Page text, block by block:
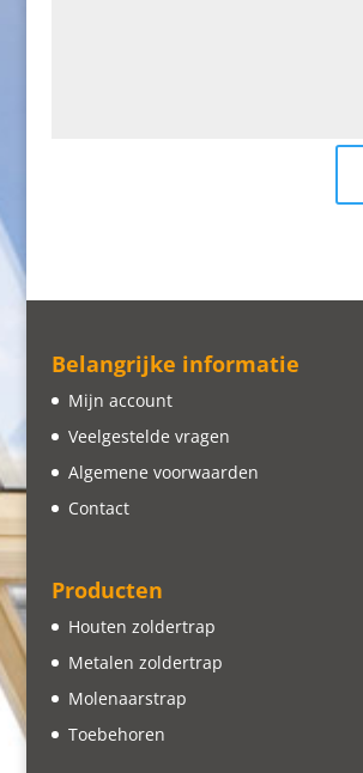
Belangrijke informatie
Mijn account
Veelgestelde vragen
Algemene voorwaarden
Contact
Producten
Houten zoldertrap
Metalen zoldertrap
Molenaarstrap
Toebehoren